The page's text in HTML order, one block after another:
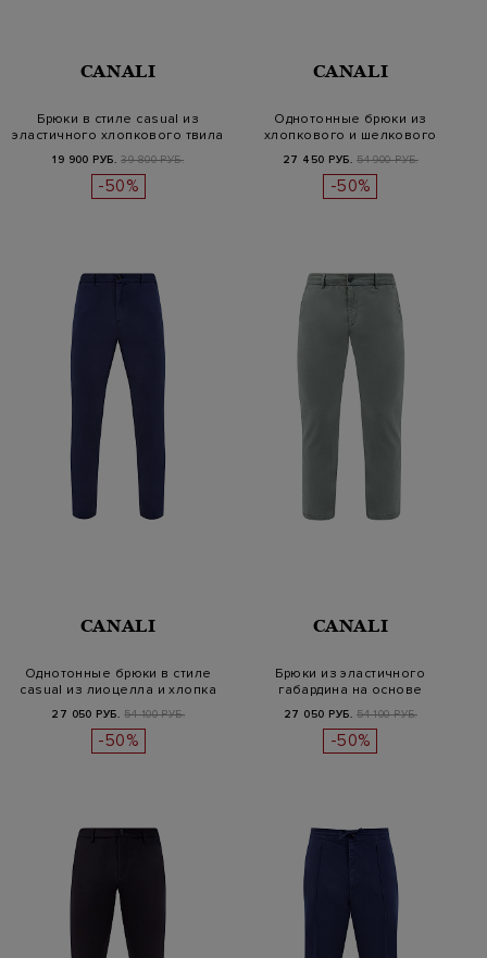
CANALI
Брюки в стиле casual из
эластичного хлопкового твила
19 900 РУБ. 39 800 РУБ.
-50%
CANALI
Однотонные брюки из
хлопкового и шелкового
твила
27 450 РУБ. 54 900 РУБ.
-50%
CANALI
Однотонные брюки в стиле
casual из лиоцелла и хлопка
27 050 РУБ. 54 100 РУБ.
-50%
CANALI
Брюки из эластичного
габардина на основе
лиоцелла и хл…
27 050 РУБ. 54 100 РУБ.
-50%